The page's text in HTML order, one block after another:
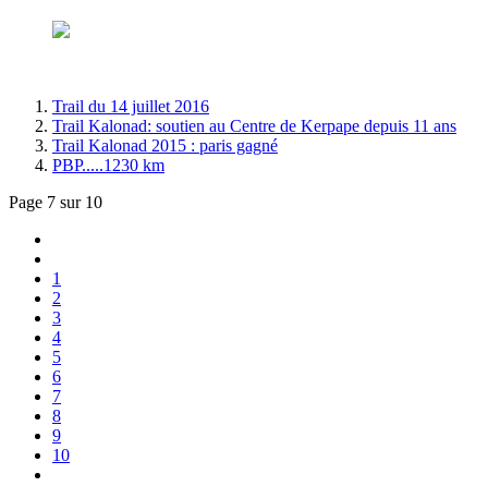
Trail du 14 juillet 2016
Trail Kalonad: soutien au Centre de Kerpape depuis 11 ans
Trail Kalonad 2015 : paris gagné
PBP.....1230 km
Page 7 sur 10
1
2
3
4
5
6
7
8
9
10